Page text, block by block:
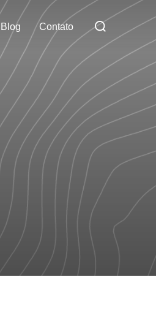
Blog Contato
Pesquisar